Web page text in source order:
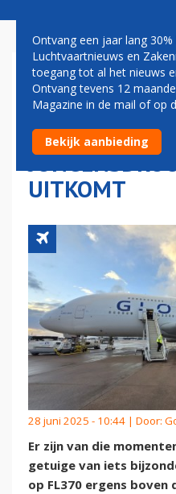
MIX VAN
CHAMPAGNE:
AIRLINES IS EEN
UITKOMT
28 juni 2025 - 10:44 | Door:
Er zijn van die
getuige van iets
op FL370 ergens boven
Ontvang een jaar lang
Luchtvaartnieuws en
toegang tot al het nieuws
Ontvang tevens 12
Magazine in de mail of op
Bekijk aanbieding